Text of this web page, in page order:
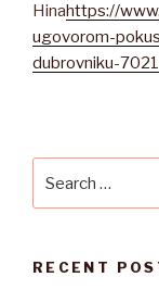
Hinahttps://
ugovorom-
dubrovniku-
for:
RECENT